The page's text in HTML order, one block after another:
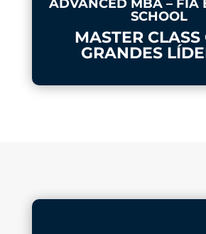
ADVANCED MBA – FIA
SCHOOL
MASTER CLASS
GRANDES